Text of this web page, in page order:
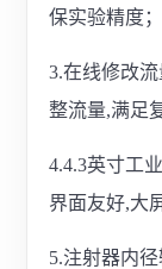
保实验精度；
3.在线修改
整流量,满足
4.4.3英寸工
界面友好,大
5.注射器内